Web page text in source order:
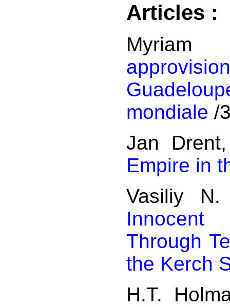
Articles :
mondiale /
Jan
Empire in
Vasiliy
Through
the Kerch
H.T.